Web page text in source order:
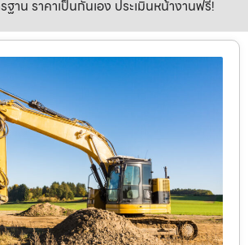
าน ราคาเป็นกันเอง ประเมินหน้างานฟรี!